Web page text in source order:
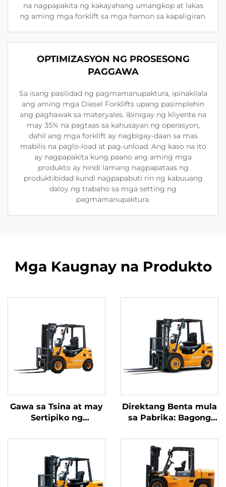
na nagpapakita ng kakayahang umangkop at lakas
ng aming mga forklift sa mga hamon sa kapaligiran.
OPTIMIZASYON NG PROSESONG
PAGGAWA
Sa isang pasilidad ng pagmamanupaktura, ipinakilala
ang aming mga Diesel Forklifts upang pasimplehin
ang paghawak sa materyales. Ibinigay ng kliyente na
may 35% na pagtaas sa kahusayan ng operasyon,
dahil ang mga forklift ay nagbigay-daan sa mas
mabilis na paglo-load at pag-unload. Ang kaso na ito
ay nagpapakita kung paano ang aming mga
produkto ay hindi lamang nagpapataas ng
produktibidad kundi nagpapabuti rin ng kabuuang
daloy ng trabaho sa mga setting ng
pagmamanupaktura.
Mga Kaugnay na Produkto
Gawa sa Tsina at may
Sertipiko ng
benta mula sa pabrika
forklift
Direktang Benta mula
sa Pabrika: Bagong
na 4-Wheel, Diesel na
Forklift na may
Kakayahan sa 3
Tonelada para sa
Taong 2025